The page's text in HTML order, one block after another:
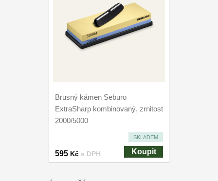
Brusný kámen Seburo
ExtraSharp kombinovaný, zrnitost
2000/5000
SKLADEM
595 Kč s DPH Koupit